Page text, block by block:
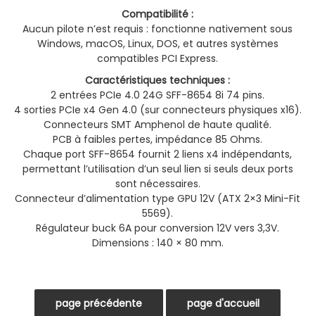
Compatibilité :
Aucun pilote n’est requis : fonctionne nativement sous
Windows, macOS, Linux, DOS, et autres systèmes
compatibles PCI Express.
Caractéristiques techniques :
2 entrées PCIe 4.0 24G SFF-8654 8i 74 pins.
4 sorties PCIe x4 Gen 4.0 (sur connecteurs physiques x16).
Connecteurs SMT Amphenol de haute qualité.
PCB à faibles pertes, impédance 85 Ohms.
Chaque port SFF-8654 fournit 2 liens x4 indépendants,
permettant l’utilisation d’un seul lien si seuls deux ports
sont nécessaires.
Connecteur d’alimentation type GPU 12V (ATX 2×3 Mini-Fit
5569).
Régulateur buck 6A pour conversion 12V vers 3,3V.
Dimensions : 140 × 80 mm.